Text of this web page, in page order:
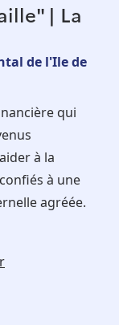
| La
de l'Ile de
qui
à la
à une
agréée.